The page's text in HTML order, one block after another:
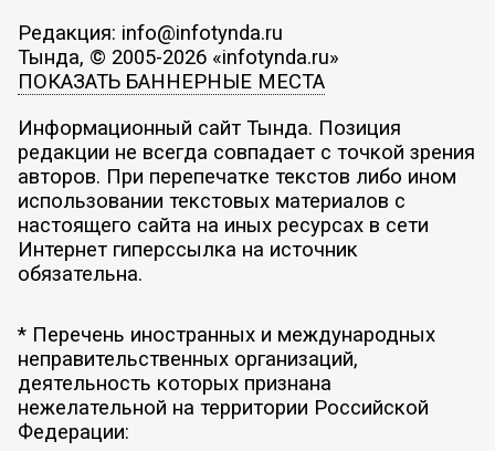
Редакция: info@infotynda.ru
Тында, © 2005-2026 «infotynda.ru»
ПОКАЗАТЬ БАННЕРНЫЕ МЕСТА
Информационный сайт Тында. Позиция
редакции не всегда совпадает с точкой зрения
авторов. При перепечатке текстов либо ином
использовании текстовых материалов с
настоящего сайта на иных ресурсах в сети
Интернет гиперссылка на источник
обязательна.
* Перечень иностранных и международных
неправительственных организаций,
деятельность которых признана
нежелательной на территории Российской
Федерации: